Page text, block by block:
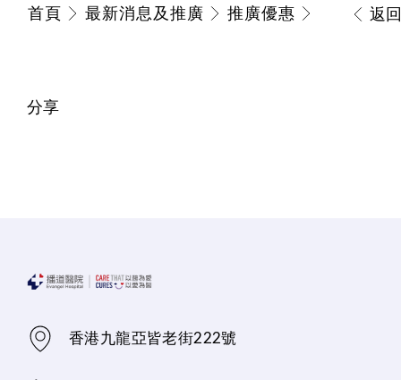
首頁 最新消息及推廣 推廣優惠 返回
分享
香港九龍亞皆老街222號